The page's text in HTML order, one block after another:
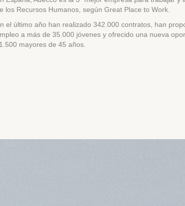
los Recursos Humanos, según Great Place to Work.
el último año han realizado 342.000 contratos, han
a más de 35.000 jóvenes y ofrecido una nueva
mayores de 45 años.